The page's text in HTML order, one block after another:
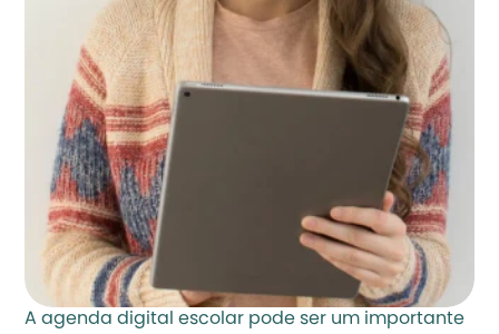
A agenda digital escolar pode ser um importante